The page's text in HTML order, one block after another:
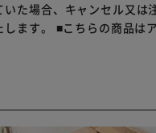
た場合、キャンセル又は
ます。 ■こちらの商品は